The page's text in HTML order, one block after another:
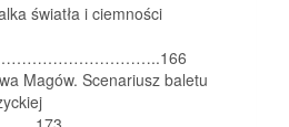
światła i ciemności
Magów. Scenariusz baletu